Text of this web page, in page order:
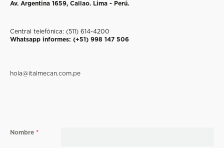
Av. Argentina 1659, Callao. Lima - Perú.
Central telefónica: (511) 614-4200
Whatsapp informes: (+51) 998 147 506
hola@italmecan.com.pe
Nombre *